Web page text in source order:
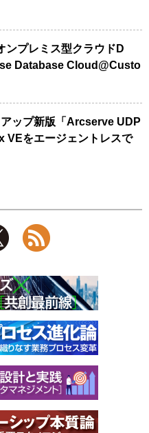
ンプレミス型クラウドD
Database Cloud@Custo
ップ新版「Arcserve UDP
VEをエージェントレスで